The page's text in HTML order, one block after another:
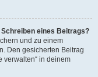
eines Beitrags?
und zu einem
Den gesicherten Beitrag
verwalten“ in deinem